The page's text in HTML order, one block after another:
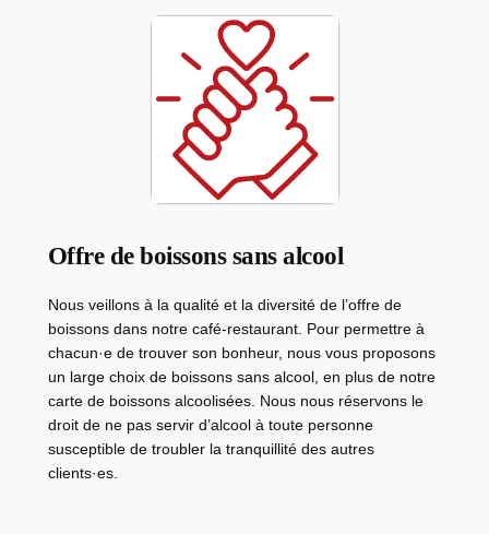
Offre de boissons sans alcool
Nous veillons à la qualité et la diversité de l’offre de
boissons dans notre café-restaurant. Pour permettre à
chacun·e de trouver son bonheur, nous vous proposons
un large choix de boissons sans alcool, en plus de notre
carte de boissons alcoolisées. Nous nous réservons le
droit de ne pas servir d’alcool à toute personne
susceptible de troubler la tranquillité des autres
clients·es.